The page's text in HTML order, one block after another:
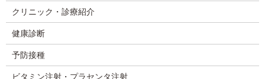
クリニック・診療紹介
健康診断
予防接種
ビタミン注射・プラセンタ注射